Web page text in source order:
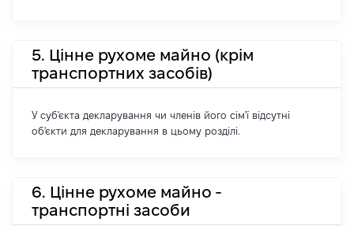
5. Цінне рухоме майно (крім
транспортних засобів)
У суб'єкта декларування чи членів його сім'ї відсутні
об'єкти для декларування в цьому розділі.
6. Цінне рухоме майно -
транспортні засоби